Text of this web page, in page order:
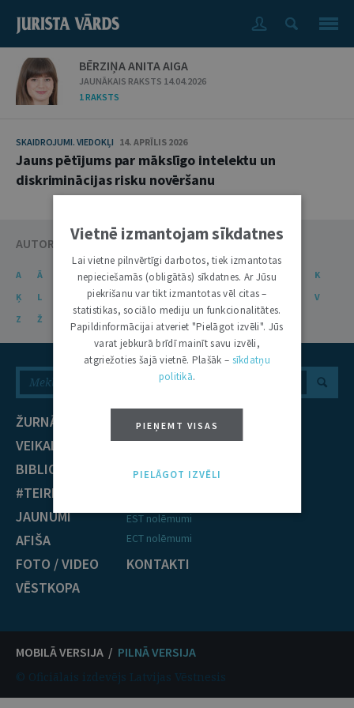
BĒRZIŅA ANITA AIGA
JAUNĀKAIS RAKSTS 14.04.2026
1 RAKSTS
SKAIDROJUMI. VIEDOKĻI 14. APRĪLIS 2026
Jauns pētījums par mākslīgo intelektu un
diskriminācijas risku novēršanu
AUTORU KATALOGS
A Ā C Č D E Ē F G Ģ H I
K
Ķ
L N Ņ O P R S Š T
V
Z
Ž
ŽURNĀLS
VEIKALS
BIBLIOTĒKA
#TEIRDARBS
JAUNUMI
AFIŠA
FOTO / VIDEO
VĒSTKOPA
NOZARES
Krimināltiesības
EST nolēmumi
ECT nolēmumi
KONTAKTI
MOBILĀ VERSIJA / PILNĀ VERSIJA
© Oficiālais izdevējs Latvijas Vēstnesis
Vietnē izmantojam sīkdatnes
Lai vietne pilnvērtīgi darbotos, tiek izmantotas
nepieciešamās (obligātās) sīkdatnes. Ar Jūsu
piekrišanu var tikt izmantotas vēl citas –
statistikas, sociālo mediju un funkcionalitātes.
Papildinformācijai atveriet "Pielāgot izvēli". Jūs
varat jebkurā brīdī mainīt savu izvēli,
atgriežoties šajā vietnē. Plašāk – sīkdatņu
politikā.
PIEŅEMT VISAS
PIELĀGOT IZVĒLI